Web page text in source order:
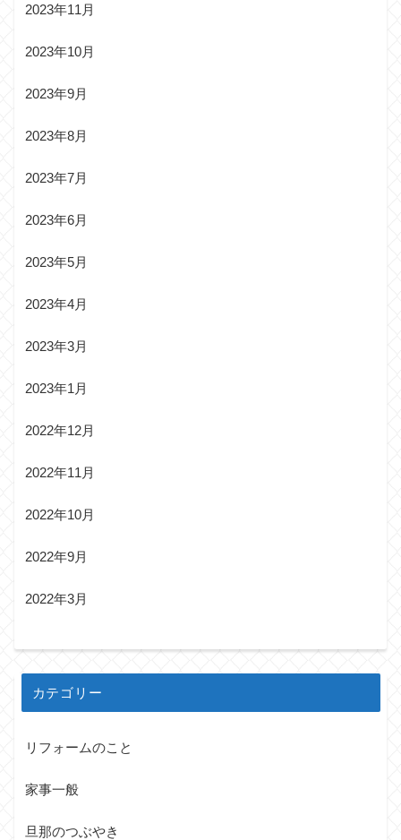
2023年11月
2023年10月
2023年9月
2023年8月
2023年7月
2023年6月
2023年5月
2023年4月
2023年3月
2023年1月
2022年12月
2022年11月
2022年10月
2022年9月
2022年3月
カテゴリー
リフォームのこと
家事一般
旦那のつぶやき